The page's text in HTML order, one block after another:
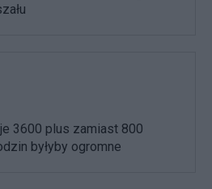
3600 plus zamiast 800
byłyby ogromne